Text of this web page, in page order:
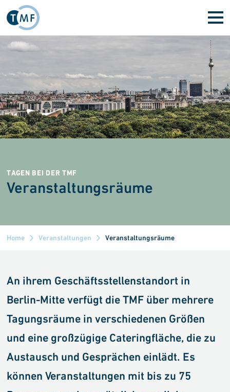
Direkt zum Inhalt
TAGEN BEI DER TMF
Veranstaltungsräume
Home Veranstaltungen Veranstaltungsräume
An ihrem Geschäftsstellenstandort in
Berlin-Mitte verfügt die TMF über mehrere
Tagungsräume in ver­schiedenen Größen
und eine großzügige Cateringfläche, die zu
Austausch und Gesprächen einlädt. Es
können Veranstaltungen mit bis zu 75